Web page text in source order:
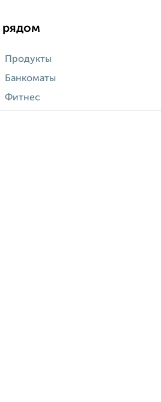
рядом
Продукты
Банкоматы
Фитнес